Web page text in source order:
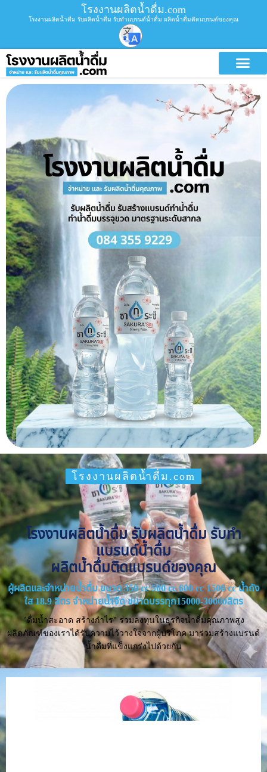
โรงงานผลิตน้ำดื่ม.com
โรงงานผลิตน้ำดื่ม รับผลิตน้ำดื่ม รับทำแบรนด์น้ำดื่ม ผลิตน้ำดื่มติดแบรนด์ของคุณ
โรงงานผลิตน้ำดื่ม.com
โรงงานผลิตน้ำดื่ม รับผลิตน้ำดื่ม รับทำ
แบรนด์น้ำดื่ม
ผลิตน้ำดื่มติดแบรนด์ของคุณ
ผู้ผลิตและจำหน่ายน้ำดื่ม ขนาด 350 cc 500 cc 600 cc 1500 cc น้ำถัง
ใส 18.9 ลิตร จำหน่ายน้ำจืด ขนาดบรรทุก15000-30000ลิตร
"ดื่มน้ำสะอาด สร้างกำไร" ร่วมลงทุนในธุรกิจน้ำดื่มคุณภาพสูง
ผลิตภัณฑ์ของเราได้รับความไว้วางใจจากผู้บริโภค มาร่วมสร้างแบรนด์
น้ำดื่มที่แข็งแกร่งไปด้วยกัน